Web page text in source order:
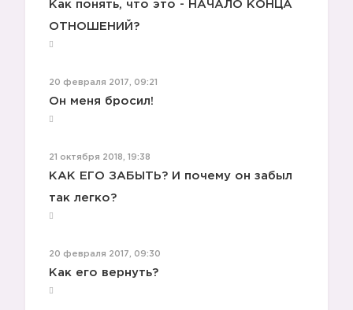
Как понять, что это - НАЧАЛО КОНЦА
ОТНОШЕНИЙ?
20 февраля 2017, 09:21
Он меня бросил!
21 октября 2018, 19:38
КАК ЕГО ЗАБЫТЬ? И почему он забыл
так легко?
20 февраля 2017, 09:30
Как его вернуть?